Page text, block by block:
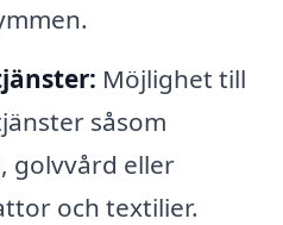
Möjlighet till
såsom
golvvård eller
och textilier.